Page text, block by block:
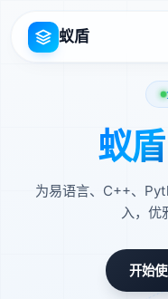
蚁盾
蚁盾
为易语言、C++、
入，优
开始